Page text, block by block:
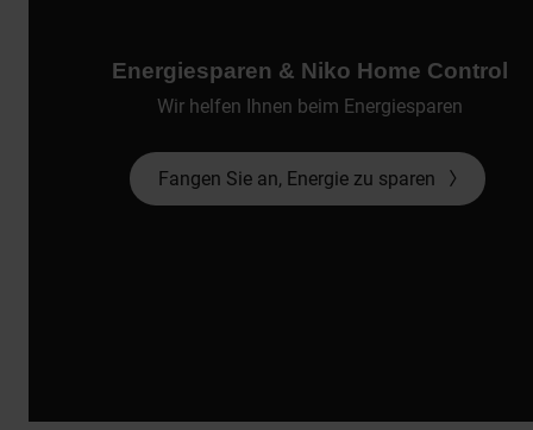
Energiesparen & Niko Home Control
Wir helfen Ihnen beim Energiesparen
Fangen Sie an, Energie zu sparen